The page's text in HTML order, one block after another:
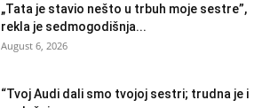
„Tata je stavio nešto u trbuh moje sestre”,
rekla je sedmogodišnja...
August 6, 2026
“Tvoj Audi dali smo tvojoj sestri; trudna je i